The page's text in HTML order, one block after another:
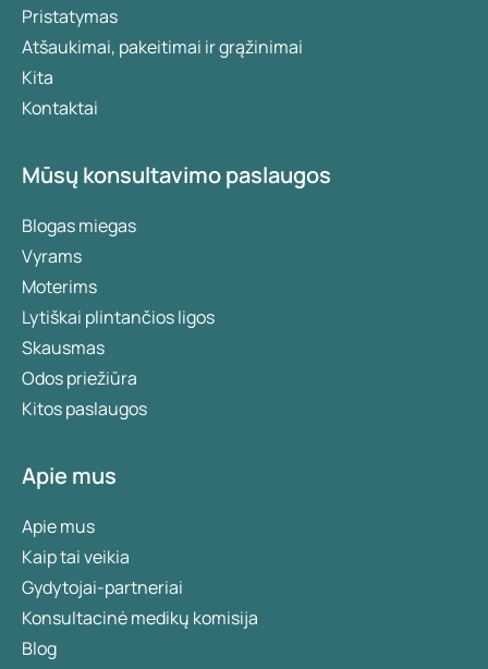
Pristatymas
Atšaukimai, pakeitimai ir grąžinimai
Kita
Kontaktai
Mūsų konsultavimo paslaugos
Blogas miegas
Vyrams
Moterims
Lytiškai plintančios ligos
Skausmas
Odos priežiūra
Kitos paslaugos
Apie mus
Apie mus
Kaip tai veikia
Gydytojai-partneriai
Konsultacinė medikų komisija
Blog